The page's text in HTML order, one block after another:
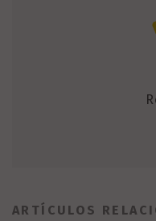
ARTÍCULOS